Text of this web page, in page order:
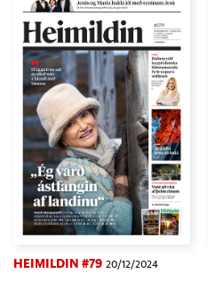
HEIMILDIN #79 20/12/2024